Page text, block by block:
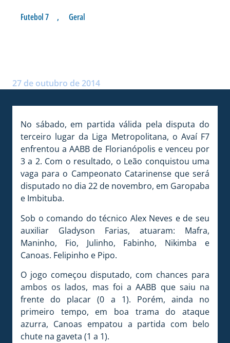
Futebol 7 , Geral
27 de outubro de 2014
No sábado, em partida válida pela disputa do
terceiro lugar da Liga Metropolitana, o Avaí F7
enfrentou a AABB de Florianópolis e venceu por
3 a 2. Com o resultado, o Leão conquistou uma
vaga para o Campeonato Catarinense que será
disputado no dia 22 de novembro, em Garopaba
e Imbituba.
Sob o comando do técnico Alex Neves e de seu
auxiliar Gladyson Farias, atuaram: Mafra,
Maninho, Fio, Julinho, Fabinho, Nikimba e
Canoas. Felipinho e Pipo.
O jogo começou disputado, com chances para
ambos os lados, mas foi a AABB que saiu na
frente do placar (0 a 1). Porém, ainda no
primeiro tempo, em boa trama do ataque
azurra, Canoas empatou a partida com belo
chute na gaveta (1 a 1).